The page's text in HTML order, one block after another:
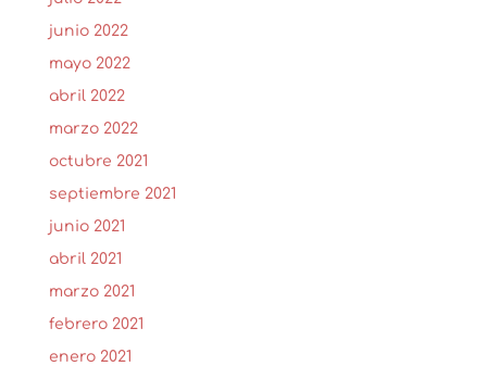
junio 2022
mayo 2022
abril 2022
marzo 2022
octubre 2021
septiembre 2021
junio 2021
abril 2021
marzo 2021
febrero 2021
enero 2021